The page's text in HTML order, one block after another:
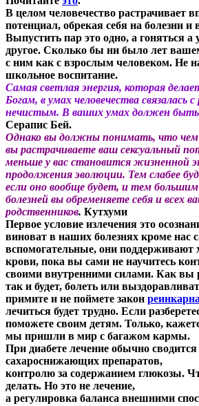
В целом человечество растрачивает
потенциал, обрекая себя на болезни
Выпустить пар это одно, а гоняться а
другое. Сколько бы ни было лет
с ним как с взрослым человеком. Не
школьное воспитание.
Самая светлая энергия, которая
Богам, в умах человечества связалась
нечистым. В ваших умах должен быть
Серапис Бей.
Однако вы должны понимать, что чем
вы растрачиваете ваш сексуальный
меньше у вас становится жизненной
продолжения эволюции. Тем слабее
если оно вообще будет, и тем
болезней вы обременяете себя и всех
родственников. Кутхуми
Первое условие излечения это
виноват в наших болезнях кроме нас
вспомогательные, они поддерживают
крови, пока вы сами не научитесь
своими внутренними силами. Как вы
так и будет, болеть или
примите и не поймете закон
лечиться будет трудно. Если
поможете своим детям. Только,
мы пришли в мир с багажом кармы.
При диабете лечение обычно
сахароснижающих препаратов,
контролю за содержанием глюкозы.
делать. Но это не лечение,
а регулировка баланса внешними